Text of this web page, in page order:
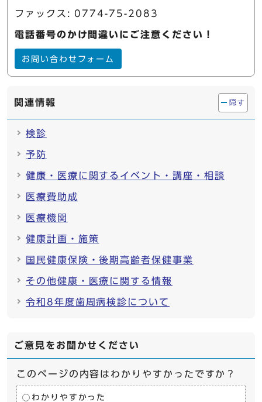
ファックス: 0774-75-2083
電話番号のかけ間違いにご注意ください！
お問い合わせフォーム
関連情報 隠す
検診
予防
健康・医療に関するイベント・講座・相談
医療費助成
医療機関
健康計画・施策
国民健康保険・後期高齢者保健事業
その他健康・医療に関する情報
令和8年度歯周病検診について
ご意見をお聞かせください
このページの内容はわかりやすかったですか？
わかりやすかった